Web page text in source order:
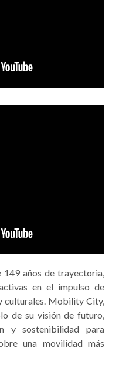
149 años de trayectoria,
en el impulso de
culturales. Mobility City,
de su visión de futuro,
y sostenibilidad para
una movilidad más